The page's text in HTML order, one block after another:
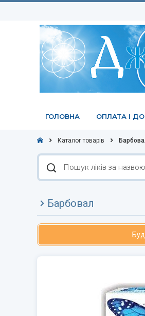
ГОЛОВНА ОПЛАТА І
Каталог товарів
Пошук
ліків
за
Барбовал